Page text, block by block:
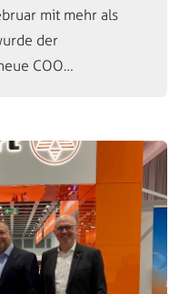
mit mehr als
der
COO…